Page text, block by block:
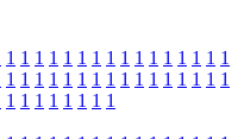
1 1 1 1 1 1 1 1 1 1 1 1 1 1 1 1
1 1 1 1 1 1 1 1 1 1 1 1 1 1 1 1
1 1 1 1 1 1 1 1